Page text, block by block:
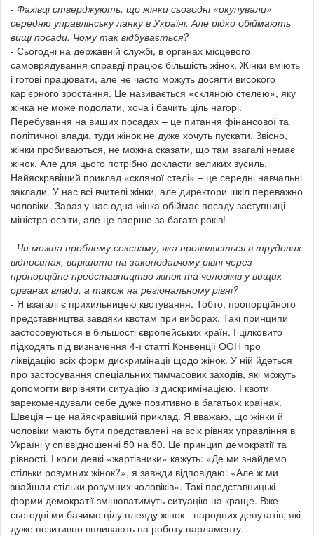
- Фахівці стверджують, що жінки сьогодні «окупували»
середню управлінську ланку в Україні. Але рідко обіймають
вищі посади. Чому так відбувається?
- Сьогодні на державній службі, в органах місцевого
самоврядування справді працює більшість жінок. Жінки вміють
і готові працювати, але не часто можуть досягти високого
кар’єрного зростання. Це називається «скляною стелею», яку
жінка не може подолати, хоча і бачить ціль нагорі.
Перебування на вищих посадах – це питання фінансової та
політичної влади, туди жінок не дуже хочуть пускати. Звісно,
жінки пробиваються, не можна сказати, що там взагалі немає
жінок. Але для цього потрібно докласти великих зусиль.
Найяскравіший приклад «скляної стелі» – це середні навчальні
заклади. У нас всі вчителі жінки, але директори шкіл переважно
чоловіки. Зараз у нас одна жінка обіймає посаду заступниці
міністра освіти, але це вперше за багато років!
- Чи можна проблему сексизму, яка проявляється в трудових
відносинах, вирішити на законодавчому рівні через
пропорційне представництво жінок та чоловіків у вищих
органах влади, а також на регіональному рівні?
- Я взагалі є прихильницею квотування. Тобто, пропорційного
представництва завдяки квотам при виборах. Такі принципи
застосовуються в більшості європейських країн. І цілковито
підходять під визначення 4-ї статті Конвенції ООН про
ліквідацію всіх форм дискримінації щодо жінок. У ній йдеться
про застосування спеціальних тимчасових заходів, які можуть
допомогти вирівняти ситуацію із дискримінацією. І квоти
зарекомендували себе дуже позитивно в багатьох країнах.
Швеція – це найяскравіший приклад. Я вважаю, що жінки й
чоловіки мають бути представлені на всіх рівнях управління в
Україні у співвідношенні 50 на 50. Це принцип демократії та
рівності. І коли деякі «жартівники» кажуть: «Де ми знайдемо
стільки розумних жінок?», я завжди відповідаю: «Але ж ми
знайшли стільки розумних чоловіків». Такі представницькі
форми демократії змінюватимуть ситуацію на краще. Вже
сьогодні ми бачимо цілу плеяду жінок - народних депутатів, які
дуже позитивно впливають на роботу парламенту.